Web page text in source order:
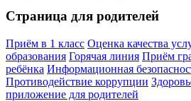
Страница для родителей
Приём в 1 класс Оценка качества
образования Горячая линия Приём
ребёнка Информационная
Противодействие коррупции
приложение для родителей